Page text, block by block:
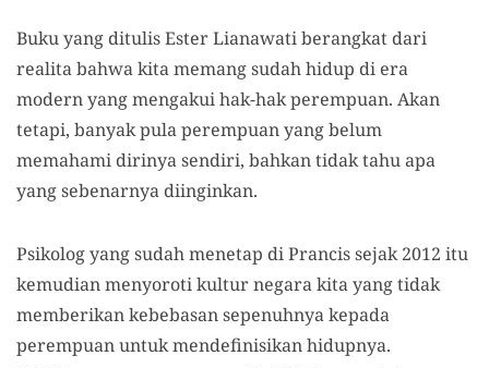
Buku yang ditulis Ester Lianawati berangkat dari
realita bahwa kita memang sudah hidup di era
modern yang mengakui hak-hak perempuan. Akan
tetapi, banyak pula perempuan yang belum
memahami dirinya sendiri, bahkan tidak tahu apa
yang sebenarnya diinginkan.
Psikolog yang sudah menetap di Prancis sejak 2012 itu
kemudian menyoroti kultur negara kita yang tidak
memberikan kebebasan sepenuhnya kepada
perempuan untuk mendefinisikan hidupnya.